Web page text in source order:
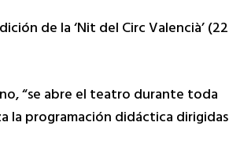
de la ‘Nit del Circ Valencià’ (22
“se abre el teatro durante toda
la programación didáctica dirigidas